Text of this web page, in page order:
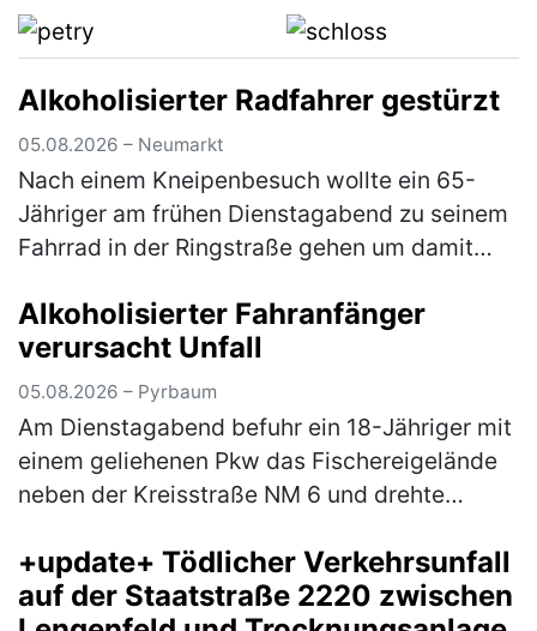
Alkoholisierter Radfahrer gestürzt
05.08.2026 – Neumarkt
Nach einem Kneipenbesuch wollte ein 65-
Jähriger am frühen Dienstagabend zu seinem
Fahrrad in der Ringstraße gehen um damit
der Herr jedoch aufgrund seiner star…
Alkoholisierter Fahranfänger
verursacht Unfall
05.08.2026 – Pyrbaum
Am Dienstagabend befuhr ein 18-Jähriger mit
einem geliehenen Pkw das Fischereigelände
neben der Kreisstraße NM 6 und drehte
Hierbei verlor der Fahranfänger …(mehr)
+update+ Tödlicher Verkehrsunfall
auf der Staatstraße 2220 zwischen